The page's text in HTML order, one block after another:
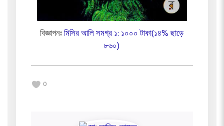
বিজ্ঞাপনঃমিসির আলি সমগ্র ১: ১০০০ টাকা(১৪% ছাড়ে
৮৬০)
0